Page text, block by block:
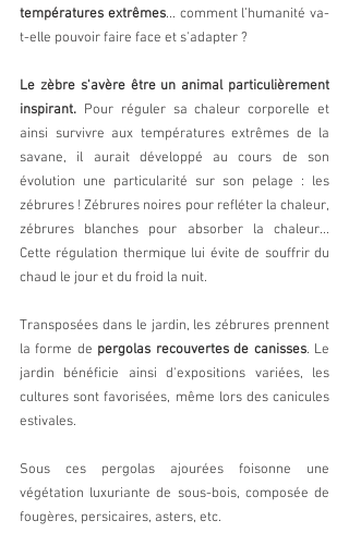
températures extrêmes... comment l’humanité va-
t-elle pouvoir faire face et s'adapter ?
Le zèbre s'avère être un animal particulièrement
inspirant. Pour réguler sa chaleur corporelle et
ainsi survivre aux températures extrêmes de la
savane, il aurait développé au cours de son
évolution une particularité sur son pelage : les
zébrures ! Zébrures noires pour refléter la chaleur,
zébrures blanches pour absorber la chaleur...
Cette régulation thermique lui évite de souffrir du
chaud le jour et du froid la nuit.
Transposées dans le jardin, les zébrures prennent
la forme de pergolas recouvertes de canisses. Le
jardin bénéficie ainsi d'expositions variées, les
cultures sont favorisées, même lors des canicules
estivales.
Sous ces pergolas ajourées foisonne une
végétation luxuriante de sous-bois, composée de
fougères, persicaires, asters, etc.